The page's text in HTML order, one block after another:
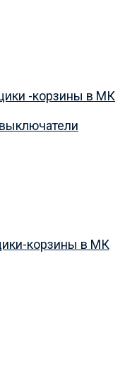
-корзины в МК
корзины в МК